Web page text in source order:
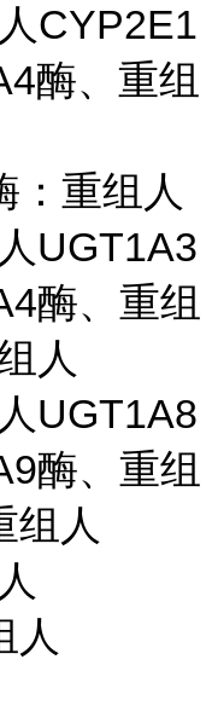
CYP2E1
酶、重组
：重组人
UGT1A3
酶、重组
人
UGT1A8
酶、重组
组人
人